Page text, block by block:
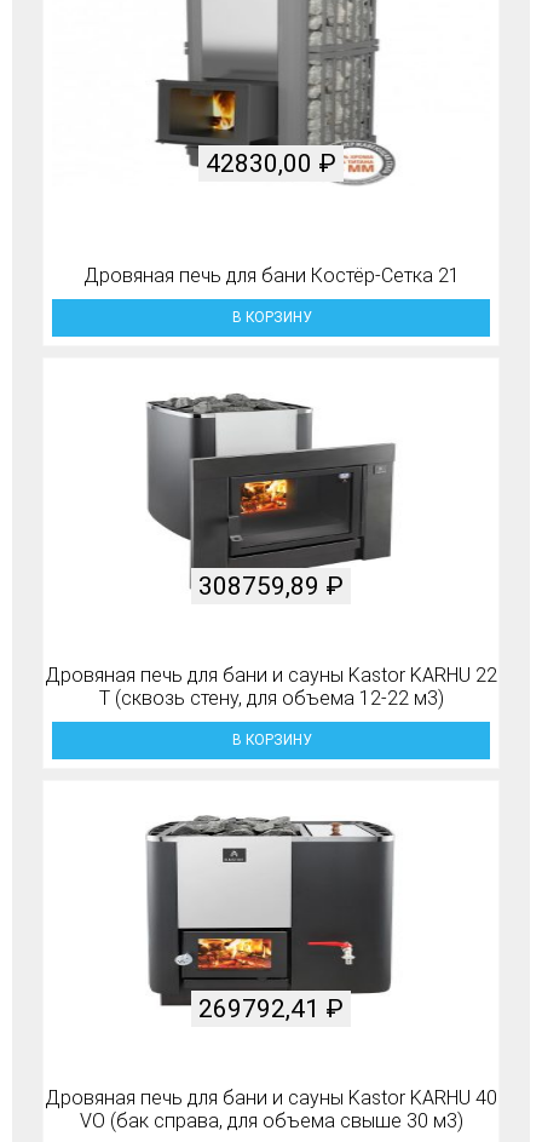
Дровяная печь для бани Костёр-Сетка 21
42830,00 ₽
В КОРЗИНУ
Дровяная печь для бани и сауны Kastor KARHU 22
T (сквозь стену, для объема 12-22 м3)
308759,89 ₽
В КОРЗИНУ
Дровяная печь для бани и сауны Kastor KARHU 40
VO (бак справа, для объема свыше 30 м3)
269792,41 ₽